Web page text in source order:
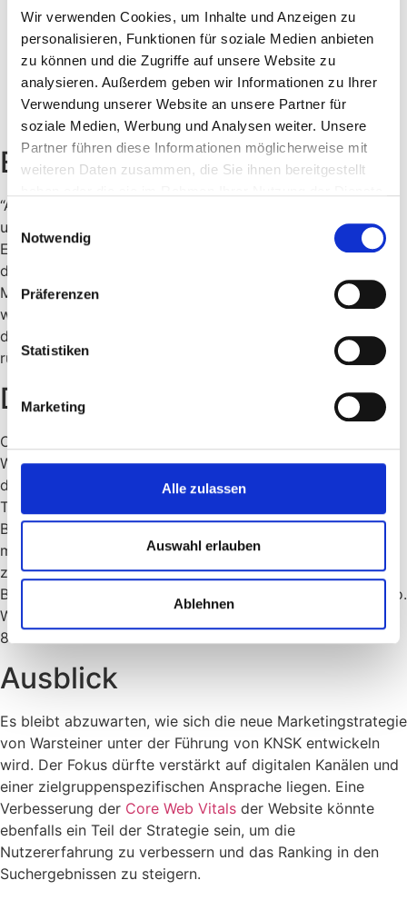
Wir verwenden Cookies, um Inhalte und Anzeigen zu
personalisieren, Funktionen für soziale Medien anbieten
zu können und die Zugriffe auf unsere Website zu
analysieren. Außerdem geben wir Informationen zu Ihrer
Verwendung unserer Website an unsere Partner für
soziale Medien, Werbung und Analysen weiter. Unsere
Partner führen diese Informationen möglicherweise mit
weiteren Daten zusammen, die Sie ihnen bereitgestellt
Notwendig
Präferenzen
Statistiken
Marketing
Alle zulassen
Auswahl erlauben
Ablehnen
analysieren. Nutzen Sie Tools wie denWebsite-
Traffic-Checker, um Veränderungen im Traffic zu
erkennen.
Backlink-Profil:Achten Sie auf Veränderungen im
Backlink-Profil von Warsteiner. Neue Partnerschaften
und Kampagnen könnten zu neuen Backlinks führen.
Experten-Meinung
“Agenturwechsel sind oft ein Indikator für eine
umfassendere strategische Neuausrichtung. Die
Entscheidung von Warsteiner für KNSK deutet darauf hin,
dass das Unternehmen einen frischen Ansatz in seiner
Markenkommunikation sucht. Es wird entscheidend sein,
wie KNSK die digitale Präsenz von Warsteiner stärken und
die Marke wieder stärker in den Fokus der Konsumenten
rücken wird.“
Daten und Zahlen
Obwohl detaillierte Daten zum Werbebudget von
Warsteiner für 2025 und 2026 noch nicht vorliegen, zeigt
die Entwicklung der Bruttowerbestatistik einen klaren
Trend nach unten. Der Marktanteil von Warsteiner im
Biermarkt ist in den letzten Jahren leicht gesunken, was
möglicherweise mit der reduzierten Werbeaktivität
zusammenhängt. Der Gesamtumsatz des deutschen
Biermarktes betrug im Jahr 2023 rund 18,5 Milliarden Euro.
Warsteiner erwirtschaftete einen Anteil von geschätzten
850 Millionen Euro.
Ausblick
Es bleibt abzuwarten, wie sich die neue Marketingstrategie
von Warsteiner unter der Führung von KNSK entwickeln
wird. Der Fokus dürfte verstärkt auf digitalen Kanälen und
einer zielgruppenspezifischen Ansprache liegen. Eine
Verbesserung der Core Web Vitals der Website könnte
ebenfalls ein Teil der Strategie sein, um die
Nutzererfahrung zu verbessern und das Ranking in den
Suchergebnissen zu steigern.